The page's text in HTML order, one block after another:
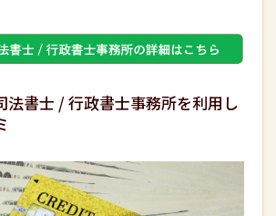
法書士 / 行政書士事務所を利用し